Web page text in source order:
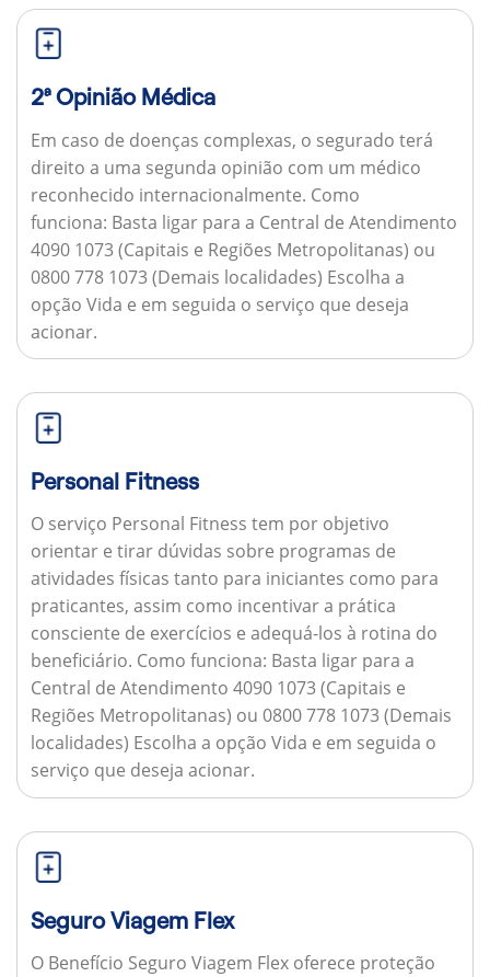
2ª Opinião Médica
Em caso de doenças complexas, o segurado terá
direito a uma segunda opinião com um médico
reconhecido internacionalmente. Como
funciona: Basta ligar para a Central de Atendimento
4090 1073 (Capitais e Regiões Metropolitanas) ou
0800 778 1073 (Demais localidades) Escolha a
opção Vida e em seguida o serviço que deseja
acionar.
Personal Fitness
O serviço Personal Fitness tem por objetivo
orientar e tirar dúvidas sobre programas de
atividades físicas tanto para iniciantes como para
praticantes, assim como incentivar a prática
consciente de exercícios e adequá-los à rotina do
beneficiário. Como funciona: Basta ligar para a
Central de Atendimento 4090 1073 (Capitais e
Regiões Metropolitanas) ou 0800 778 1073 (Demais
localidades) Escolha a opção Vida e em seguida o
serviço que deseja acionar.
Seguro Viagem Flex
O Benefício Seguro Viagem Flex oferece proteção